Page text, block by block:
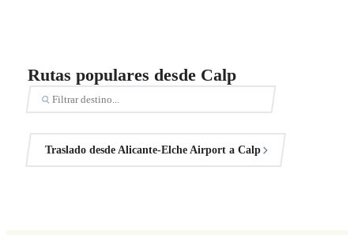
Rutas populares desde Calp
Traslado desde Alicante-Elche Airport a Calp